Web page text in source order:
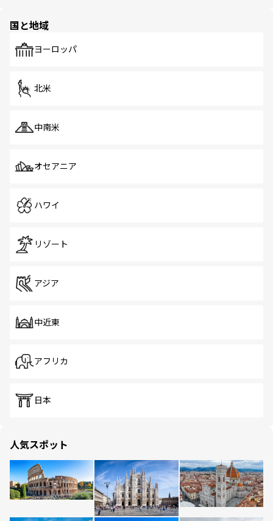
で、ホーカーズは地元の風情を楽しめる外せないスポット
国と地域
ヨーロッパ
北米
中南米
オセアニア
ハワイ
リゾート
アジア
中近東
アフリカ
日本
人気スポット